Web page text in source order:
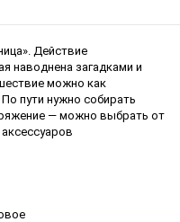
Действие
наводнена загадками и
можно как
пути нужно собирать
— можно выбрать от